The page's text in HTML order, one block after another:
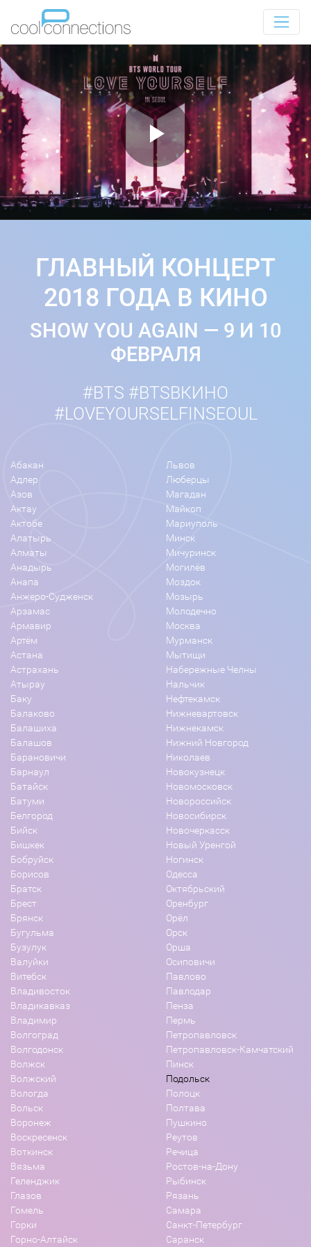
ГЛАВНЫЙ КОНЦЕРТ
2018 ГОДА В КИНО
SHOW YOU AGAIN — 9 И 10
ФЕВРАЛЯ
#BTS #BTSВКИНО
#LOVEYOURSELFINSEOUL
Абакан
Адлер
Азов
Актау
Актобе
Алатырь
Алматы
Анадырь
Анапа
Анжеро-Судженск
Арзамас
Армавир
Артём
Астана
Астрахань
Атырау
Баку
Балаково
Балашиха
Балашов
Барановичи
Барнаул
Батайск
Батуми
Белгород
Бийск
Бишкек
Бобруйск
Борисов
Братск
Брест
Брянск
Бугульма
Бузулук
Валуйки
Витебск
Владивосток
Владикавказ
Владимир
Волгоград
Волгодонск
Волжск
Волжский
Вологда
Вольск
Воронеж
Воскресенск
Воткинск
Вязьма
Геленджик
Глазов
Гомель
Горки
Горно-Алтайск
Львов
Люберцы
Магадан
Майкоп
Мариуполь
Минск
Мичуринск
Могилёв
Моздок
Мозырь
Молодечно
Москва
Мурманск
Мытищи
Набережные Челны
Нальчик
Нефтекамск
Нижневартовск
Нижнекамск
Нижний Новгород
Николаев
Новокузнецк
Новомосковск
Новороссийск
Новосибирск
Новочеркасск
Новый Уренгой
Ногинск
Одесса
Октябрьский
Оренбург
Орёл
Орск
Орша
Осиповичи
Павлово
Павлодар
Пенза
Пермь
Петропавловск
Петропавловск-Камчатский
Пинск
Подольск
Полоцк
Полтава
Пушкино
Реутов
Речица
Ростов-на-Дону
Рыбинск
Рязань
Самара
Санкт-Петербург
Саранск